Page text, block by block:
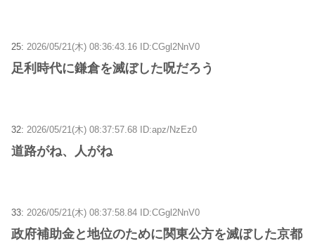
25: 2026/05/21(木) 08:36:43.16 ID:CGgl2NnV0
足利時代に鎌倉を滅ぼした呪だろう
32: 2026/05/21(木) 08:37:57.68 ID:apz/NzEz0
道路がね、人がね
33: 2026/05/21(木) 08:37:58.84 ID:CGgl2NnV0
政府補助金と地位のために関東公方を滅ぼした京都